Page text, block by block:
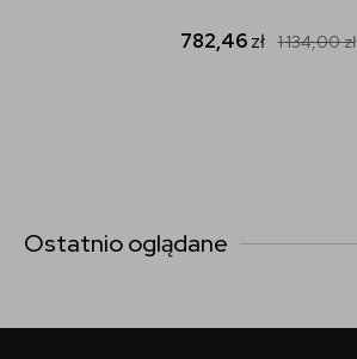
782,46zł 1 134,00zł
Ostatnio oglądane